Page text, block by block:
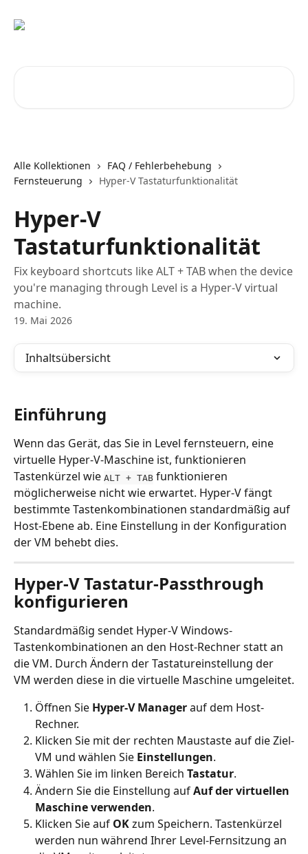
Alle Kollektionen
FAQ / Fehlerbehebung
Fernsteuerung
Hyper-V Tastaturfunktionalität
Hyper-V
Tastaturfunktionalität
Fix keyboard shortcuts like ALT + TAB when the device
you're managing through Level is a Hyper-V virtual
machine.
19. Mai 2026
Inhaltsübersicht
Einführung
Wenn das Gerät, das Sie in Level fernsteuern, eine
virtuelle Hyper-V-Maschine ist, funktionieren
Tastenkürzel wie ALT + TAB funktionieren
möglicherweise nicht wie erwartet. Hyper-V fängt
bestimmte Tastenkombinationen standardmäßig auf
Host-Ebene ab. Eine Einstellung in der Konfiguration
der VM behebt dies.
Hyper-V Tastatur-Passthrough
konfigurieren
Standardmäßig sendet Hyper-V Windows-
Tastenkombinationen an den Host-Rechner statt an
die VM. Durch Ändern der Tastatureinstellung der
VM werden diese in die virtuelle Maschine umgeleitet.
Öffnen Sie Hyper-V Manager auf dem Host-
Rechner.
Klicken Sie mit der rechten Maustaste auf die Ziel-
VM und wählen Sie Einstellungen.
Wählen Sie im linken Bereich Tastatur.
Ändern Sie die Einstellung auf Auf der virtuellen
Maschine verwenden.
Klicken Sie auf OK zum Speichern. Tastenkürzel
werden nun während Ihrer Level-Fernsitzung an